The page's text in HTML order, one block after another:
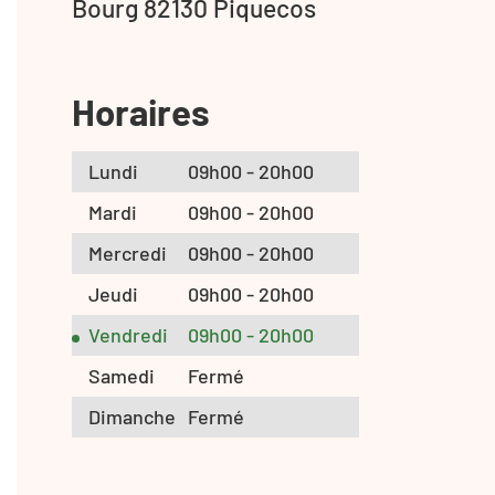
Bourg 82130 Piquecos
Horaires
Lundi
09h00 - 20h00
Mardi
09h00 - 20h00
Mercredi
09h00 - 20h00
Jeudi
09h00 - 20h00
Vendredi
09h00 - 20h00
Samedi
Fermé
Dimanche Fermé